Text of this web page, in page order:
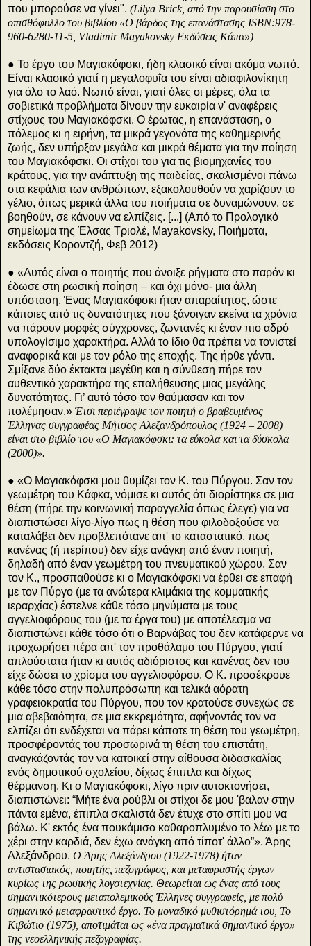
που μπορούσε να γίνει". (Lilya Brick, από την παρουσίαση στο
οπισθόφυλλο του βιβλίου «Ο βάρδος της επανάστασης ISBN:978-
960-6280-11-5, Vladimir Mayakovsky Εκδόσεις Κάπα»)
● Το έργο του Μαγιακόφσκι, ήδη κλασικό είναι ακόμα νωπό.
Είναι κλασικό γιατί η μεγαλοφυΐα του είναι αδιαφιλονίκητη
για όλο το λαό. Νωπό είναι, γιατί όλες οι μέρες, όλα τα
σοβιετικά προβλήματα δίνουν την ευκαιρία ν' αναφέρεις
στίχους του Μαγιακόφσκι. Ο έρωτας, η επανάσταση, ο
πόλεμος κι η ειρήνη, τα μικρά γεγονότα της καθημερινής
ζωής, δεν υπήρξαν μεγάλα και μικρά θέματα για την ποίηση
του Μαγιακόφσκι. Οι στίχοι του για τις βιομηχανίες του
κράτους, για την ανάπτυξη της παιδείας, σκαλισμένοι πάνω
στα κεφάλια των ανθρώπων, εξακολουθούν να χαρίζουν το
γέλιο, όπως μερικά άλλα του ποιήματα σε δυναμώνουν, σε
βοηθούν, σε κάνουν να ελπίζεις. [...] (Από το Προλογικό
σημείωμα της Έλσας Τριολέ, Mayakovsky, Ποιήματα,
εκδόσεις Κοροντζή, Φεβ 2012)
● «Αυτός είναι ο ποιητής που άνοιξε ρήγματα στο παρόν κι
έδωσε στη ρωσική ποίηση – και όχι μόνο- μια άλλη
υπόσταση. Ένας Μαγιακόφσκι ήταν απαραίτητος, ώστε
κάποιες από τις δυνατότητες που ξάνοιγαν εκείνα τα χρόνια
να πάρουν μορφές σύγχρονες, ζωντανές κι έναν πιο αδρό
υπολογίσιμο χαρακτήρα. Αλλά το ίδιο θα πρέπει να τονιστεί
αναφορικά και με τον ρόλο της εποχής. Της ήρθε γάντι.
Σμίξανε δύο έκτακτα μεγέθη και η σύνθεση πήρε τον
αυθεντικό χαρακτήρα της επαλήθευσης μιας μεγάλης
δυνατότητας. Γι’ αυτό τόσο τον θαύμασαν και τον
πολέμησαν.» Έτσι περιέγραψε τον ποιητή ο βραβευμένος
Έλληνας συγγραφέας Μήτσος Αλεξανδρόπουλος (1924 – 2008)
είναι στο βιβλίο του «Ο Μαγιακόφσκι: τα εύκολα και τα δύσκολα
(2000)».
● «Ο Μαγιακόφσκι μου θυμίζει τον Κ. του Πύργου. Σαν τον
γεωμέτρη του Κάφκα, νόμισε κι αυτός ότι διορίστηκε σε μια
θέση (πήρε την κοινωνική παραγγελία όπως έλεγε) για να
διαπιστώσει λίγο-λίγο πως η θέση που φιλοδοξούσε να
καταλάβει δεν προβλεπότανε απ' το καταστατικό, πως
κανένας (ή περίπου) δεν είχε ανάγκη από έναν ποιητή,
δηλαδή από έναν γεωμέτρη του πνευματικού χώρου. Σαν
τον Κ., προσπαθούσε κι ο Μαγιακόφσκι να έρθει σε επαφή
με τον Πύργο (με τα ανώτερα κλιμάκια της κομματικής
ιεραρχίας) έστελνε κάθε τόσο μηνύματα με τους
αγγελιοφόρους του (με τα έργα του) με αποτέλεσμα να
διαπιστώνει κάθε τόσο ότι ο Βαρνάβας του δεν κατάφερνε να
προχωρήσει πέρα απ' τον προθάλαμο του Πύργου, γιατί
απλούστατα ήταν κι αυτός αδιόριστος και κανένας δεν του
είχε δώσει το χρίσμα του αγγελιοφόρου. Ο Κ. προσέκρουε
κάθε τόσο στην πολυπρόσωπη και τελικά αόρατη
γραφειοκρατία του Πύργου, που τον κρατούσε συνεχώς σε
μια αβεβαιότητα, σε μια εκκρεμότητα, αφήνοντάς τον να
ελπίζει ότι ενδέχεται να πάρει κάποτε τη θέση του γεωμέτρη,
προσφέροντάς του προσωρινά τη θέση του επιστάτη,
αναγκάζοντάς τον να κατοικεί στην αίθουσα διδασκαλίας
ενός δημοτικού σχολείου, δίχως έπιπλα και δίχως
θέρμανση. Κι ο Μαγιακόφσκι, λίγο πριν αυτοκτονήσει,
διαπιστώνει: “Μήτε ένα ρούβλι οι στίχοι δε μου 'βαλαν στην
πάντα εμένα, έπιπλα σκαλιστά δεν έτυχε στο σπίτι μου να
βάλω. Κ' εκτός ένα πουκάμισο καθαροπλυμένο το λέω με το
χέρι στην καρδιά, δεν έχω ανάγκη από τίποτ' άλλο”». Άρης
Αλεξάνδρου. Ο Άρης Αλεξάνδρου (1922-1978) ήταν
αντιστασιακός, ποιητής, πεζογράφος, και μεταφραστής έργων
κυρίως της ρωσικής λογοτεχνίας. Θεωρείται ως ένας από τους
σημαντικότερους μεταπολεμικούς Έλληνες συγγραφείς, με πολύ
σημαντικό μεταφραστικό έργο. To μοναδικό μυθιστόρημά του, Το
Κιβώτιο (1975), αποτιμάται ως «ένα πραγματικά σημαντικό έργο»
της νεοελληνικής πεζογραφίας.